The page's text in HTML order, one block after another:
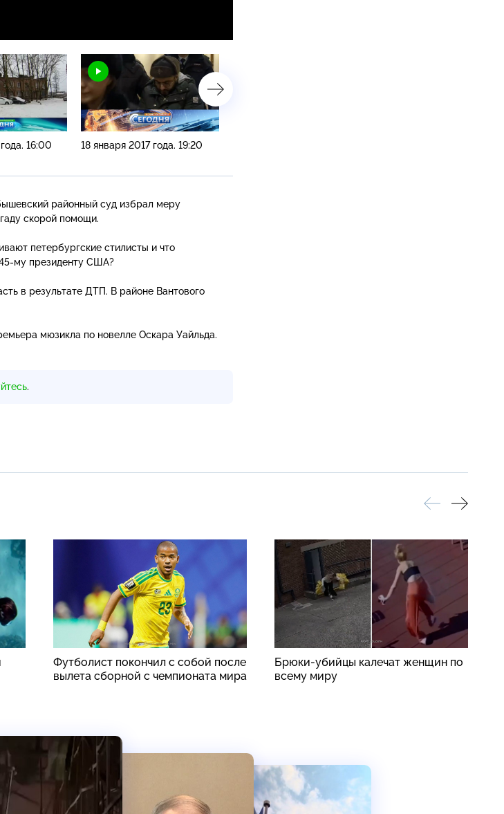
16:00 18 января 2017 года. 19:20
районный суд избрал меру
скорой помощи.
петербургские стилисты и что
му президенту США?
в результате ДТП. В районе Вантового
мюзикла по новелле Оскара Уайльда.
.
Футболист покончил с собой после
вылета сборной с чемпионата мира
Брюки-убийцы калечат женщин по
всему миру